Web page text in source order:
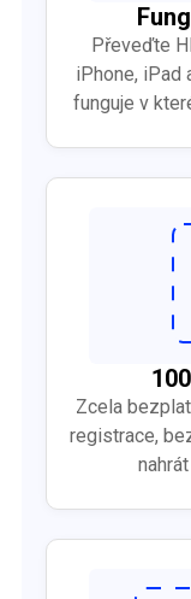
Převeďte
iPhone, iPad
funguje v
Zcela
registrace,